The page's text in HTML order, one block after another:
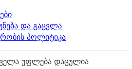
და გაცვლა
პოლიტიკა
უფლება დაცულია